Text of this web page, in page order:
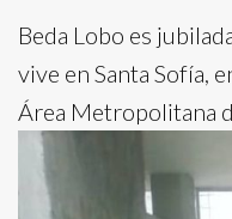
Beda Lobo es
vive en Santa Sofía,
Área Metropolitana